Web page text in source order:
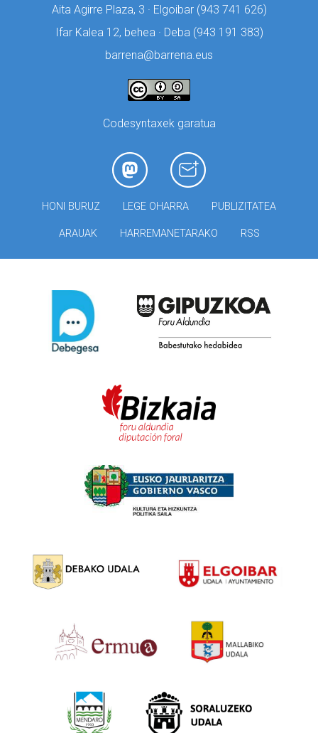
Aita Agirre Plaza, 3 · Elgoibar (943 741 626)
Ifar Kalea 12, behea · Deba (943 191 383)
barrena@barrena.eus
Codesyntaxek garatua
HONI BURUZ LEGE OHARRA PUBLIZITATEA
ARAUAK HARREMANETARAKO RSS